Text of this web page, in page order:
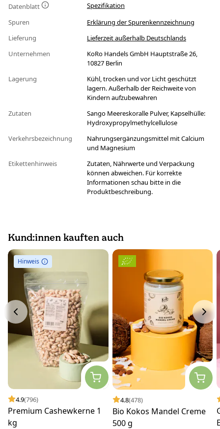
Datenblatt
Spezifikation
Spuren
Erklärung der Spurenkennzeichnung
Lieferung
Lieferzeit außerhalb Deutschlands
Unternehmen
KoRo Handels GmbH Hauptstraße 26,
10827 Berlin
Lagerung
Kühl, trocken und vor Licht geschützt
lagern. Außerhalb der Reichweite von
Kindern aufzubewahren
Zutaten
Sango Meereskoralle Pulver, Kapselhülle:
Hydroxypropylmethylcellulose
Verkehrsbezeichnung
Nahrungsergänzungsmittel mit Calcium
und Magnesium
Etikettenhinweis
Zutaten, Nährwerte und Verpackung
können abweichen. Für korrekte
Informationen schau bitte in die
Produktbeschreibung.
Kund:innen kauften auch
Hinweis
4.9(796)
Premium Cashewkerne 1
kg
4.8(478)
Bio Kokos Mandel Creme
500 g